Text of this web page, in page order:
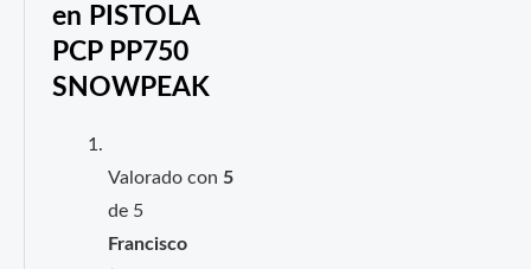
en PISTOLA
PCP PP750
SNOWPEAK
Valorado con 5
de 5
Francisco